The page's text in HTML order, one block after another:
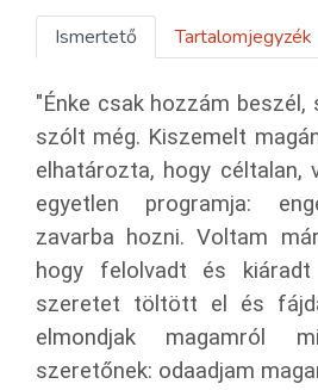
Ismertető Tartalomjegyzék
"Énke csak hozzám beszél,
szólt még. Kiszemelt
elhatározta, hogy céltalan,
egyetlen programja:
zavarba hozni. Voltam
hogy felolvadt és
szeretet töltött el és
elmondjak magamról
szeretőnek: odaadjam